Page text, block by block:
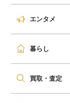
エンタメ
暮らし
買取・査定